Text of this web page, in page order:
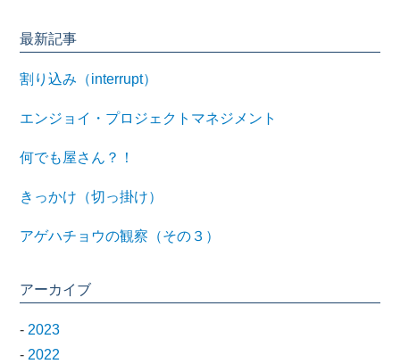
最新記事
割り込み（interrupt）
エンジョイ・プロジェクトマネジメント
何でも屋さん？！
きっかけ（切っ掛け）
アゲハチョウの観察（その３）
アーカイブ
- 2023
- 2022